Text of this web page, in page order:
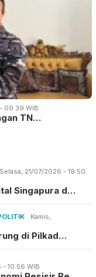
09:39 WIB
TN…
Selasa, 21/07/2026 - 19:50
Singapura d…
Kamis,
di Pilkad…
- 10:56 WIB